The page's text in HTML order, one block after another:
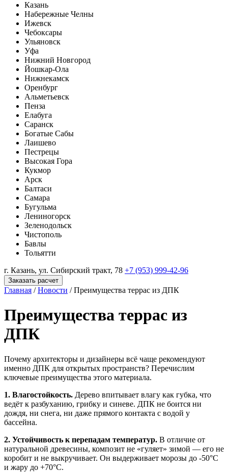
Казань
Набережные Челны
Ижевск
Чебоксары
Ульяновск
Уфа
Нижний Новгород
Йошкар-Ола
Нижнекамск
Оренбург
Альметьевск
Пенза
Елабуга
Саранск
Богатые Сабы
Лаишево
Пестрецы
Высокая Гора
Кукмор
Арск
Балтаси
Самара
Бугульма
Лениногорск
Зеленодольск
Чистополь
Бавлы
Тольятти
г. Казань, ул. Сибирский тракт, 78 +7 (953) 999-42-96
Заказать расчет
Главная / Новости /Преимущества террас из ДПК
Преимущества террас из
ДПК
Почему архитекторы и дизайнеры всё чаще рекомендуют
именно ДПК для открытых пространств? Перечислим
ключевые преимущества этого материала.
1. Влагостойкость. Дерево впитывает влагу как губка, что
ведёт к разбуханию, грибку и синеве. ДПК не боится ни
дождя, ни снега, ни даже прямого контакта с водой у
бассейна.
2. Устойчивость к перепадам температур. В отличие от
натуральной древесины, композит не «гуляет» зимой — его не
коробит и не выкручивает. Он выдерживает морозы до -50°C
и жару до +70°C.